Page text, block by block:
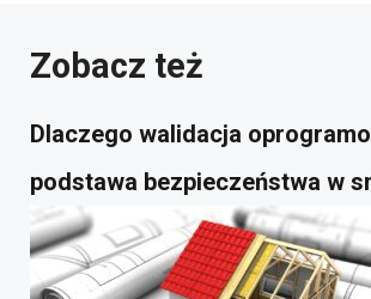
Zobacz też
Dlaczego walidacja
podstawa bezpieczeństwa w